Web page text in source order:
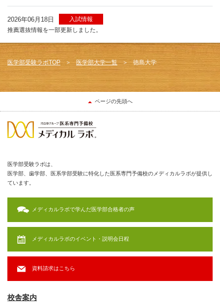
2026年06月18日
入試情報
推薦選抜情報を一部更新しました。
医学部受験ラボTOP 医学部大学一覧 徳島大学
ページの先頭へ
医学部受験ラボは、
医学部、歯学部、医系学部受験に特化した医系専門予備校のメディカルラボが提供し
ています。
メディカルラボで学んだ医学部合格者の声
メディカルラボのイベント・説明会日程
資料請求はこちら
校舎案内